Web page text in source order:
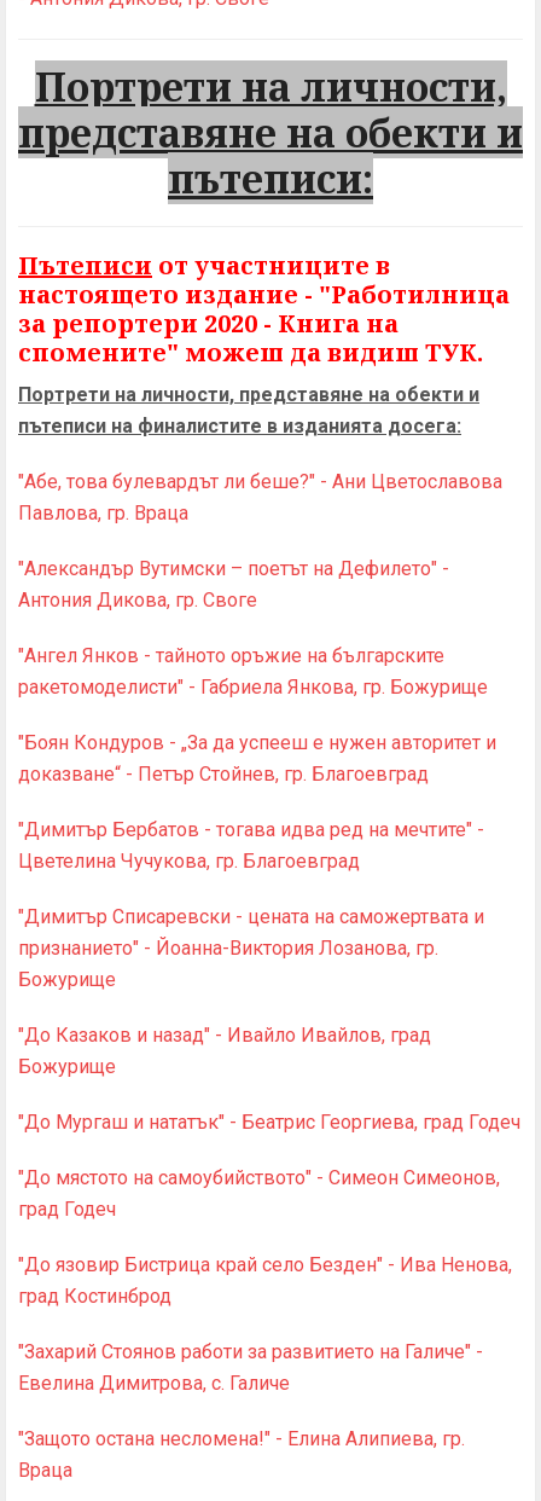
Портрети на личности,
представяне на обекти и
пътеписи:
Пътеписи от участниците в
настоящето издание - "Работилница
за репортери 2020 - Книга на
спомените" можеш да видиш ТУК.
Портрети на личности, представяне на обекти и
пътеписи на финалистите в изданията досега:
"Абе, това булевардът ли беше?" - Ани Цветославова
Павлова, гр. Враца
"Александър Вутимски – поетът на Дефилето" -
Антония Дикова, гр. Своге
"Ангел Янков - тайното оръжие на българските
ракетомоделисти" - Габриела Янкова, гр. Божурище
"Боян Кондуров - „За да успееш е нужен авторитет и
доказване“ - Петър Стойнев, гр. Благоевград
"Димитър Бербатов - тогава идва ред на мечтите" -
Цветелина Чучукова, гр. Благоевград
"Димитър Списаревски - цената на саможертвата и
признанието" - Йоанна-Виктория Лозанова, гр.
Божурище
"До Казаков и назад" - Ивайло Ивайлов, град
Божурище
"До Мургаш и нататък" - Беатрис Георгиева, град Годеч
"До мястото на самоубийството" - Симеон Симеонов,
град Годеч
"До язовир Бистрица край село Безден" - Ива Ненова,
град Костинброд
"Захарий Стоянов работи за развитието на Галиче" -
Евелина Димитрова, с. Галиче
"Защото остана несломена!" - Елина Алипиева, гр.
Враца